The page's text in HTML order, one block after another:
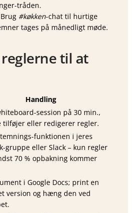
tråden.
Brug #køkken-chat til hurtige
tages på månedligt møde.
til at
Handling
session på 30 min.,
tilføjer eller redigerer regler.
funktionen i jeres
gruppe eller Slack – kun regler
70 % opbakning kommer
i Google Docs; print en
version og hæng den ved